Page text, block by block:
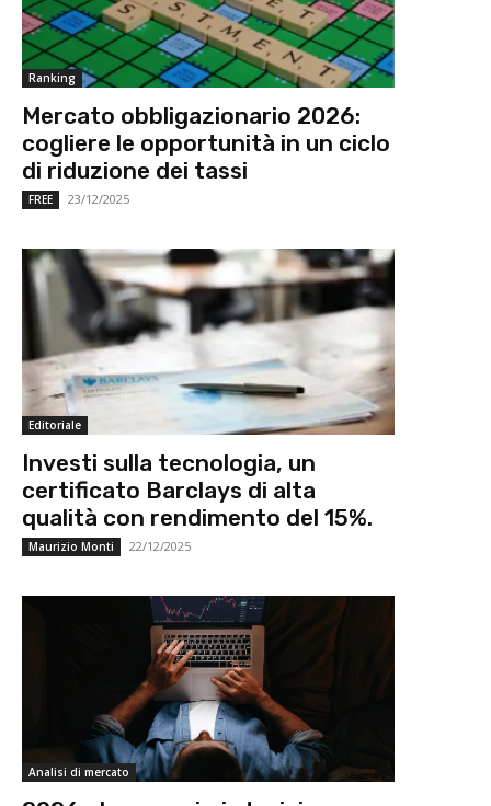
Ranking
Mercato obbligazionario 2026:
cogliere le opportunità in un ciclo
di riduzione dei tassi
FREE 23/12/2025
Editoriale
Investi sulla tecnologia, un
certificato Barclays di alta
qualità con rendimento del 15%.
Maurizio Monti 22/12/2025
Analisi di mercato